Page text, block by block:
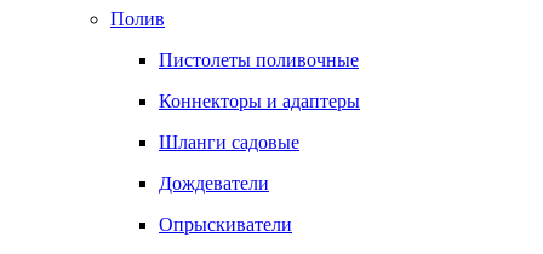
Полив
Пистолеты поливочные
Коннекторы и адаптеры
Шланги садовые
Дождеватели
Опрыскиватели